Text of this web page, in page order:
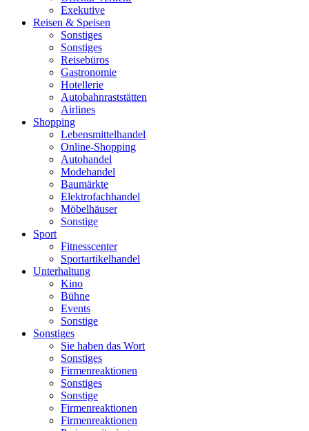
Exekutive
Reisen & Speisen
Sonstiges
Sonstiges
Reisebüros
Gastronomie
Hotellerie
Autobahnraststätten
Airlines
Shopping
Lebensmittelhandel
Online-Shopping
Autohandel
Modehandel
Baumärkte
Elektrofachhandel
Möbelhäuser
Sonstige
Sport
Fitnesscenter
Sportartikelhandel
Unterhaltung
Kino
Bühne
Events
Sonstige
Sonstiges
Sie haben das Wort
Sonstiges
Firmenreaktionen
Sonstiges
Sonstige
Firmenreaktionen
Firmenreaktionen